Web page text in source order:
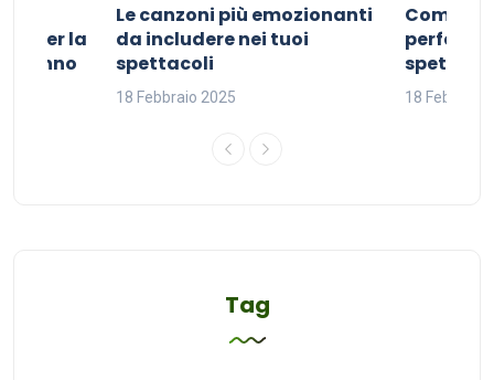
per la
sonno
Le canzoni più emozionanti
da includere nei tuoi
spettacoli
18 Febbraio 2025
Come
perfetta
18 Febbraio
Tag